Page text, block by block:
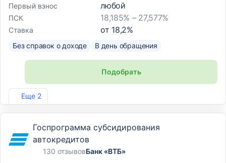
Еще 2
Первый взнос любой
ПСК 18,185% – 27,577%
Ставка от 18,2%
Без справок о доходе В день обращения
Подобрать
Лиц. №2275
Госпрограмма субсидирования
автокредитов
130 отзывовБанк «ВТБ»